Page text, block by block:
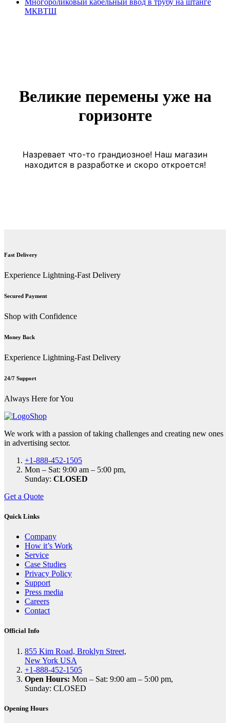
Многороликовый кабельный ввод в трубу на штанге
МКВТШ
Великие перемены уже на
горизонте
Назревает что-то грандиозное! Наш магазин
находится в разработке и скоро откроется!
Fast Delivery
Experience Lightning-Fast Delivery
Secured Payment
Shop with Confidence
Money Back
Experience Lightning-Fast Delivery
24/7 Support
Always Here for You
We work with a passion of taking challenges and creating new ones
in advertising sector.
+1-888-452-1505
Mon – Sat: 9:00 am – 5:00 pm,
Sunday: CLOSED
Get a Quote
Quick Links
Company
How it’s Work
Service
Case Studies
Privacy Policy
Support
Press media
Careers
Contact
Official Info
855 Kim Road, Broklyn Street,
New York USA
+1-888-452-1505
Open Hours: Mon – Sat: 9:00 am – 5:00 pm,
Sunday: CLOSED
Opening Hours